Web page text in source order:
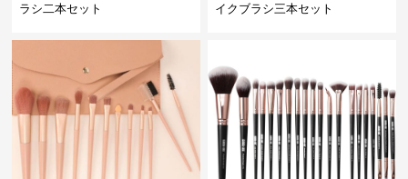
ラシ二本セット
イクブラシ三本セット